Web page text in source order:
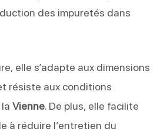
des impuretés dans
elle s’adapte aux dimensions
résiste aux conditions
Vienne. De plus, elle facilite
à réduire l’entretien du